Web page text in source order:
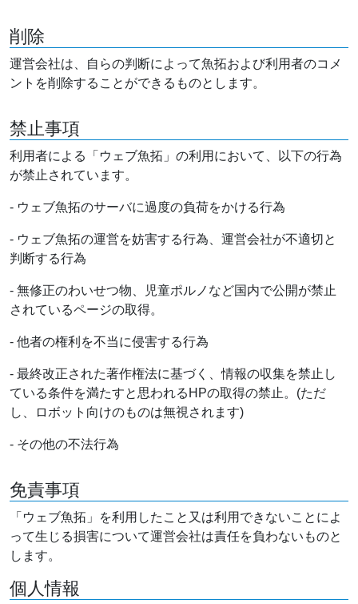
削除
運営会社は、自らの判断によって魚拓および利用者のコメ
ントを削除することができるものとします。
禁止事項
利用者による「ウェブ魚拓」の利用において、以下の行為
が禁止されています。
- ウェブ魚拓のサーバに過度の負荷をかける行為
- ウェブ魚拓の運営を妨害する行為、運営会社が不適切と
判断する行為
- 無修正のわいせつ物、児童ポルノなど国内で公開が禁止
されているページの取得。
- 他者の権利を不当に侵害する行為
- 最終改正された著作権法に基づく、情報の収集を禁止し
ている条件を満たすと思われるHPの取得の禁止。(ただ
し、ロボット向けのものは無視されます)
- その他の不法行為
免責事項
「ウェブ魚拓」を利用したこと又は利用できないことによ
って生じる損害について運営会社は責任を負わないものと
します。
個人情報